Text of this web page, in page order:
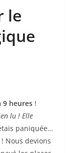
le
9 heures !
lu ! Elle
paniquée…
Nous devions